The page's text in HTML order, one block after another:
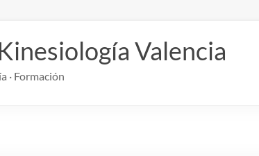
Valencia
· Formación